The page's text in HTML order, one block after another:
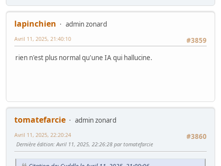
lapinchien
admin zonard
#3859
Avril 11, 2025, 21:40:10
rien n'est plus normal qu'une IA qui hallucine.
tomatefarcie
admin zonard
#3860
Avril 11, 2025, 22:20:24
Dernière édition: Avril 11, 2025, 22:26:28 par tomatefarcie